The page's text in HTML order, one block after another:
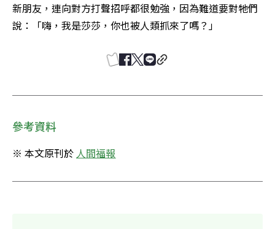
新朋友，連向對方打聲招呼都很勉強，因為難道要對牠們
說：「嗨，我是莎莎，你也被人類抓來了嗎？」
參考資料
※ 本文原刊於 人間福報